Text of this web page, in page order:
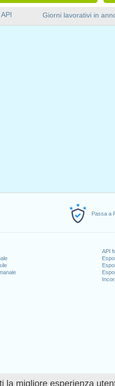
la migliore esperienza
Passa a
API
Giorni lavorativi in
API